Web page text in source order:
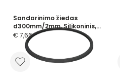
Sandarinimo žiedas
d300mm/2mm, Silikoninis,
skaidrus
€ 7,66